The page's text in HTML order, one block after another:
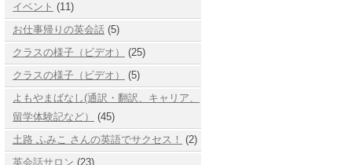
イベント (11)
お仕事帰りの英会話 (5)
クラスの様子（ビデオ）
(25)
クラスの様子（ビデオ）
(5)
よもやまばなし(通訳・翻訳、キャリア、
留学体験記など）
(45)
土路 ふみこ さんの英語でサクセス！
(2)
英会話サロン (23)